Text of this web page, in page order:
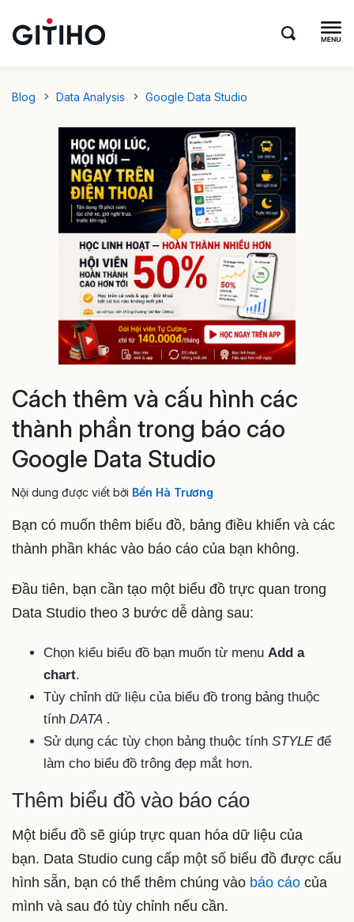
Blog Data Analysis Google Data Studio
Cách thêm và cấu hình các
thành phần trong báo cáo
Google Data Studio
Nội dung được viết bởi Bến Hà Trương
Bạn có muốn thêm biểu đồ, bảng điều khiển và các
thành phần khác vào báo cáo của bạn không.
Đầu tiên, bạn cần tạo một biểu đồ trực quan trong
Data Studio theo 3 bước dễ dàng sau:
Chọn kiểu biểu đồ bạn muốn từ menu Add a
chart.
Tùy chỉnh dữ liệu của biểu đồ trong bảng thuộc
tính DATA .
Sử dụng các tùy chọn bảng thuộc tính STYLEđể
làm cho biểu đồ trông đẹp mắt hơn.
Thêm biểu đồ vào báo cáo
Một biểu đồ sẽ giúp trực quan hóa dữ liệu của
bạn. Data Studio cung cấp một số biểu đồ được cấu
hình sẵn, bạn có thể thêm chúng vào báo cáo của
mình và sau đó tùy chỉnh nếu cần.